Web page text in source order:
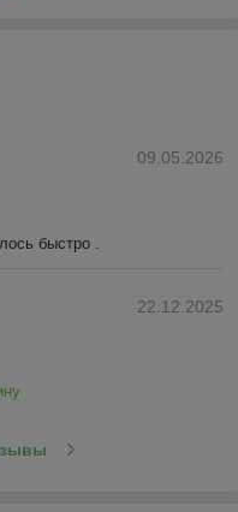
09.05.2026
быстро .
22.12.2025